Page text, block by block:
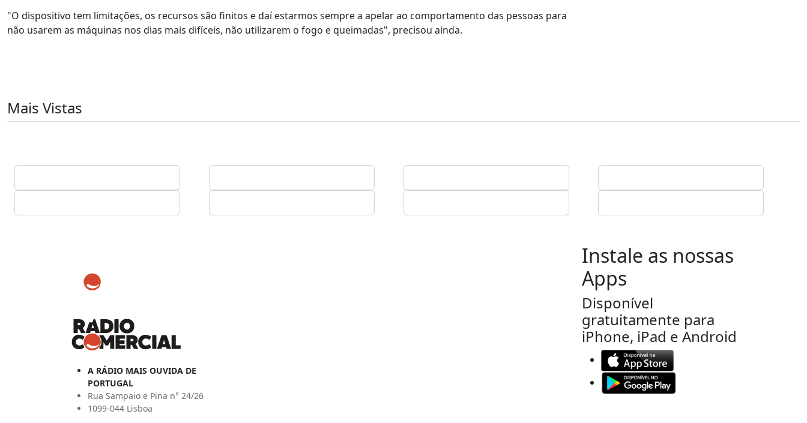
"O dispositivo tem limitações, os recursos são finitos e daí estarmos sempre a apelar ao comportamento das pessoas para
não usarem as máquinas nos dias mais difíceis, não utilizarem o fogo e queimadas", precisou ainda.
Mais Vistas
A RÁDIO MAIS OUVIDA DE
PORTUGAL
Rua Sampaio e Pina n° 24/26
1099-044 Lisboa
Instale as nossas
Apps
Disponível
gratuitamente para
iPhone, iPad e Android